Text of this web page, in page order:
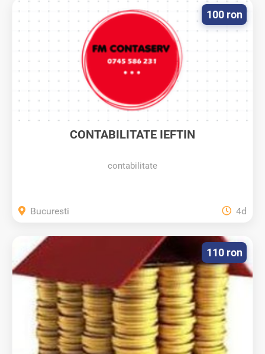
CONTABILITATE IEFTIN
contabilitate
100 ron
Bucuresti 4d
110 ron